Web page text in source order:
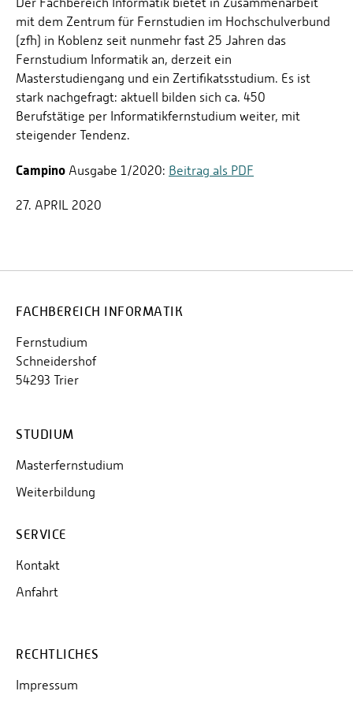
mit dem Zentrum für Fernstudien im Hochschulverbund
(zfh) in Koblenz seit nunmehr fast 25 Jahren das
Fernstudium Informatik an, derzeit ein
Masterstudiengang und ein Zertifikatsstudium. Es ist
stark nachgefragt: aktuell bilden sich ca. 450
Berufstätige per Informatikfernstudium weiter, mit
steigender Tendenz.
Campino Ausgabe 1/2020: Beitrag als PDF
27. APRIL 2020
FACHBEREICH INFORMATIK
Fernstudium
Schneidershof
54293 Trier
STUDIUM
Masterfernstudium
Weiterbildung
SERVICE
Kontakt
Anfahrt
RECHTLICHES
Impressum